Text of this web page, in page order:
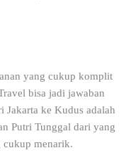
yang cukup komplit
bisa jadi jawaban
Jakarta ke Kudus adalah
Putri Tunggal dari yang
cukup menarik.